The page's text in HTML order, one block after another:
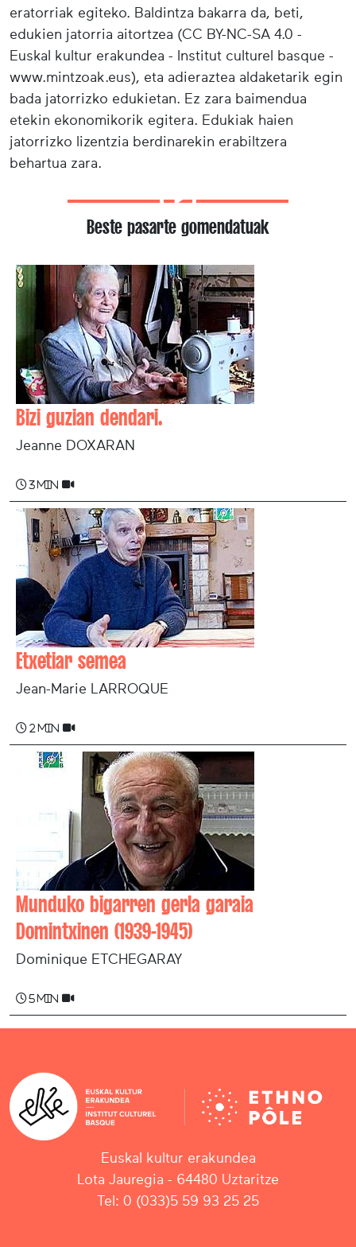
eratorriak egiteko. Baldintza bakarra da, beti,
edukien jatorria aitortzea (CC BY-NC-SA 4.0 -
Euskal kultur erakundea - Institut culturel basque -
www.mintzoak.eus), eta adieraztea aldaketarik egin
bada jatorrizko edukietan. Ez zara baimendua
etekin ekonomikorik egitera. Edukiak haien
jatorrizko lizentzia berdinarekin erabiltzera
behartua zara.
Beste pasarte gomendatuak
Bizi guzian dendari.
Jeanne DOXARAN
3 min
Etxetiar semea
Jean-Marie LARROQUE
2 min
Munduko bigarren gerla garaia
Domintxinen (1939-1945)
Dominique ETCHEGARAY
5 min
Euskal kultur erakundea
Lota Jauregia - 64480 Uztaritze
Tel: 0 (033)5 59 93 25 25